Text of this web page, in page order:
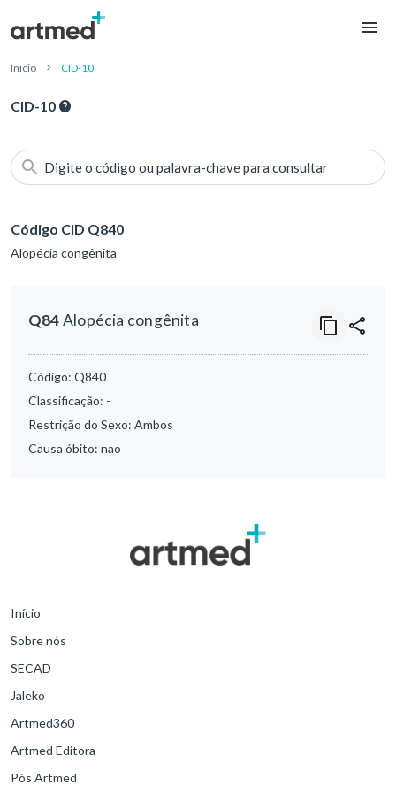
Início CID-10
CID-10
Digite o código ou palavra-chave para consultar
Código CID Q840
Alopécia congênita
Q84Alopécia congênita
Código: Q840
Classificação: -
Restrição do Sexo: Ambos
Causa óbito: nao
Início
Sobre nós
SECAD
Jaleko
Artmed360
Artmed Editora
Pós Artmed